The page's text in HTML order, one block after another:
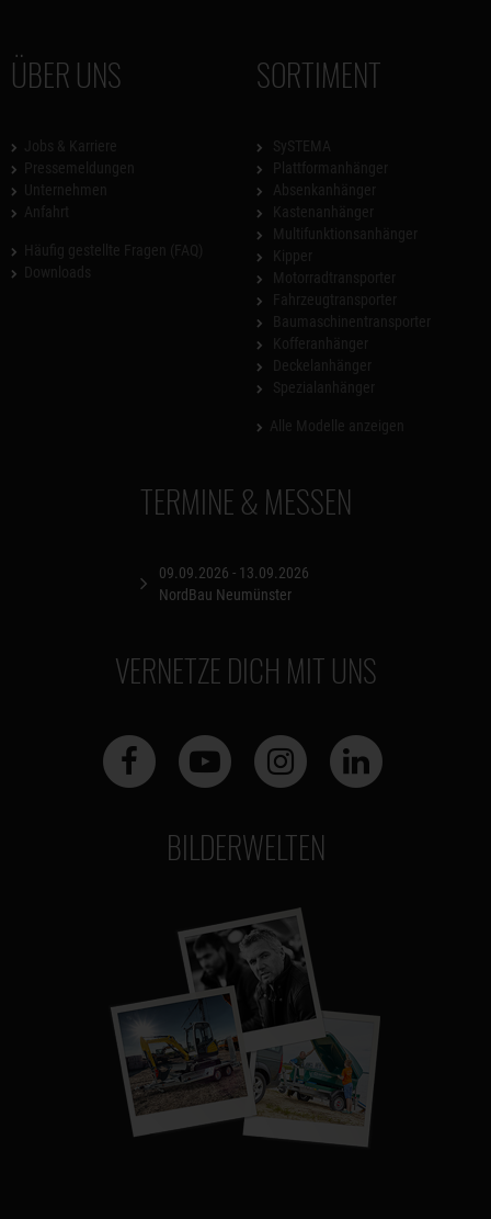
ÜBER UNS SORTIMENT
TERMINE & MESSEN
09.09.2026 - 13.09.2026
NordBau Neumünster
VERNETZE DICH MIT UNS
BILDERWELTEN